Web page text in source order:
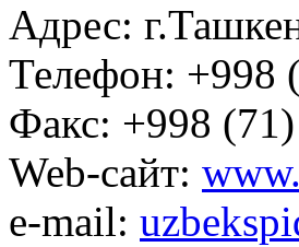
Адрес:
Телефон: +998
Факс: +998
Web-сайт:
e-mail: